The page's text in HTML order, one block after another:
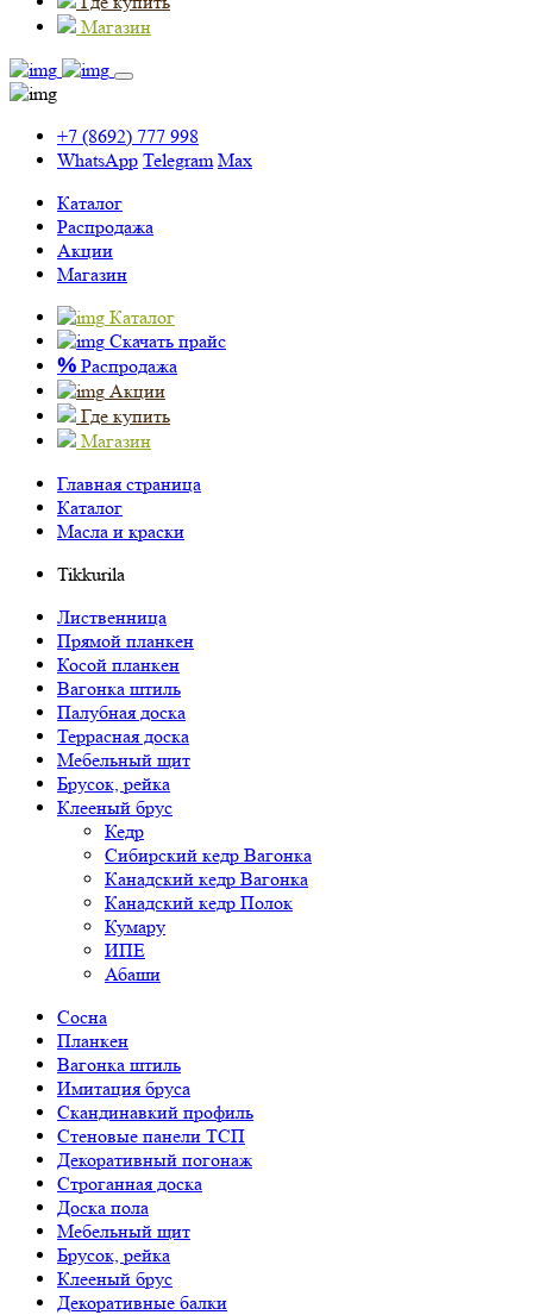
Магазин
+7 (8692) 777 998
WhatsApp Telegram Max
Каталог
Распродажа
Акции
Магазин
Каталог
Скачать прайс
% Распродажа
Акции
Где купить
Магазин
Главная страница
Каталог
Масла и краски
Tikkurila
Лиственница
Прямой планкен
Косой планкен
Вагонка штиль
Палубная доска
Террасная доска
Мебельный щит
Брусок, рейка
Клееный брус
Кедр
Сибирский кедр Вагонка
Канадский кедр Вагонка
Канадский кедр Полок
Кумару
ИПЕ
Абаши
Сосна
Планкен
Вагонка штиль
Имитация бруса
Скандинавкий профиль
Стеновые панели ТСП
Декоративный погонаж
Строганная доска
Доска пола
Мебельный щит
Брусок, рейка
Клееный брус
Декоративные балки